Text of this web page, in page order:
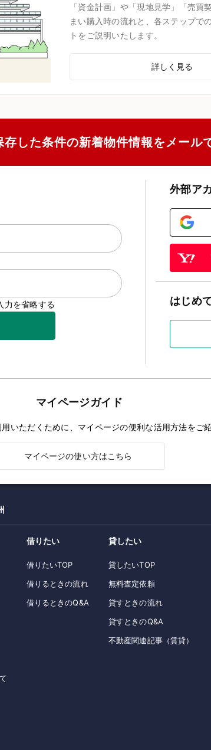
「資金計画」や「現地見学」「売買
まい購入時の流れと、各ステップで
トをご説明いたします。
詳しく見る
した条件の新着物件情報をメール
力を省略する
外部ア
はじめ
マイページガイド
いただくために、マイページの便利な活用方法をご
マイページの使い方はこちら
借りたい
借りたいTOP
借りるときの流れ
借りるときのQ&A
貸したい
貸したいTOP
無料査定依頼
貸すときの流れ
貸すときのQ&A
不動産関連記事（賃貸）